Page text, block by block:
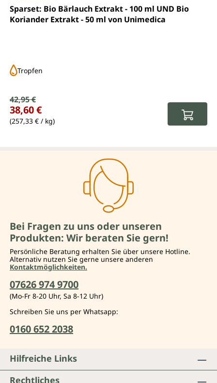
Durchschnittliche Bewertung von 5 von 5 Sternen
Sparset: Bio Bärlauch Extrakt - 100 ml UND Bio
Koriander Extrakt - 50 ml von Unimedica
Tropfen
Verkaufspreis:
Regulärer Preis:
42,95 €
38,60 €
(257,33 € / kg)
Bei Fragen zu uns oder unseren
Produkten: Wir beraten Sie gern!
Persönliche Beratung erhalten Sie über unsere Hotline.
Alternativ nutzen Sie gerne unsere anderen
Kontaktmöglichkeiten.
07626 974 9700
(Mo-Fr 8-20 Uhr, Sa 8-12 Uhr)
Schreiben Sie uns per Whatsapp:
0160 652 2038
Hilfreiche Links
Rechtliches